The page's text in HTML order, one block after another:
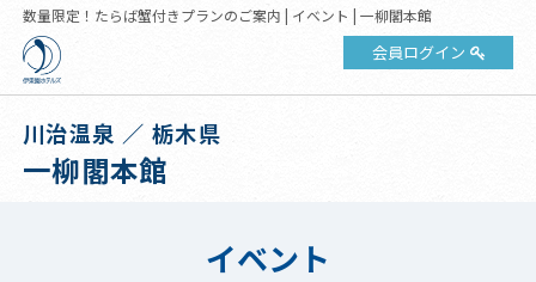
数量限定！たらば蟹付きプランのご案内 | イベント | 一柳閣本館
会員ログイン
川治温泉 ／ 栃木県
一柳閣本館
イベント